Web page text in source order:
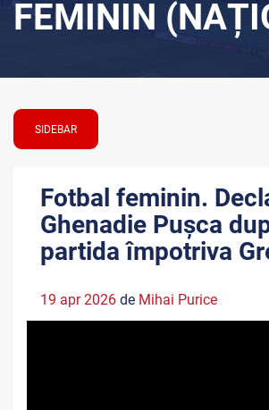
FEMININ
SIDEBAR
Fotbal feminin.
Ghenadie Pușca
partida împotriva
19 apr 2026 de Mihai Purice